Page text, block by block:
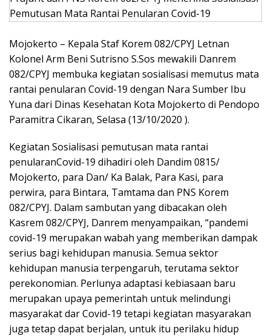
Pemutusan Mata Rantai Penularan Covid-19
Mojokerto – Kepala Staf Korem 082/CPYJ Letnan
Kolonel Arm Beni Sutrisno S.Sos mewakili Danrem
082/CPYJ membuka kegiatan sosialisasi memutus mata
rantai penularan Covid-19 dengan Nara Sumber Ibu
Yuna dari Dinas Kesehatan Kota Mojokerto di Pendopo
Paramitra Cikaran, Selasa (13/10/2020 ).
Kegiatan Sosialisasi pemutusan mata rantai
penularanCovid-19 dihadiri oleh Dandim 0815/
Mojokerto, para Dan/ Ka Balak, Para Kasi, para
perwira, para Bintara, Tamtama dan PNS Korem
082/CPYJ. Dalam sambutan yang dibacakan oleh
Kasrem 082/CPYJ, Danrem menyampaikan, “pandemi
covid-19 merupakan wabah yang memberikan dampak
serius bagi kehidupan manusia. Semua sektor
kehidupan manusia terpengaruh, terutama sektor
perekonomian. Perlunya adaptasi kebiasaan baru
merupakan upaya pemerintah untuk melindungi
masyarakat dar Covid-19 tetapi kegiatan masyarakan
juga tetap dapat berjalan, untuk itu perilaku hidup